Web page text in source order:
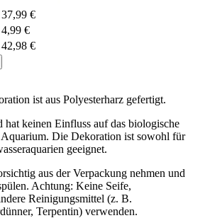
37,99 €
4,99 €
42,98 €
ist aus Polyesterharz gefertigt.
keinen Einfluss auf das biologische
Die Dekoration ist sowohl für
geeignet.
aus der Verpackung nehmen und
Achtung: Keine Seife,
Reinigungsmittel (z. B.
Terpentin) verwenden.